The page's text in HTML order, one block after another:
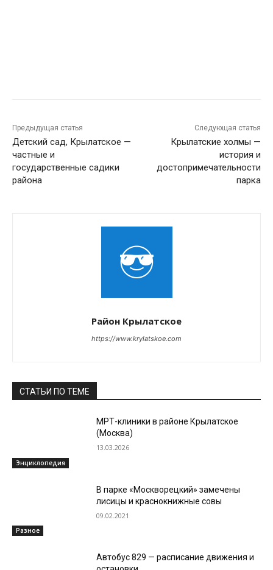
Предыдущая статья
Детский сад, Крылатское —
частные и
государственные садики
района
Следующая статья
Крылатские холмы —
история и
достопримечательности
парка
Район Крылатское
https://www.krylatskoe.com
СТАТЬИ ПО ТЕМЕ
Энциклопедия
МРТ-клиники в районе Крылатское
(Москва)
13.03.2026
Разное
В парке «Москворецкий» замечены
лисицы и краснокнижные совы
09.02.2021
Автобус 829 — расписание движения и